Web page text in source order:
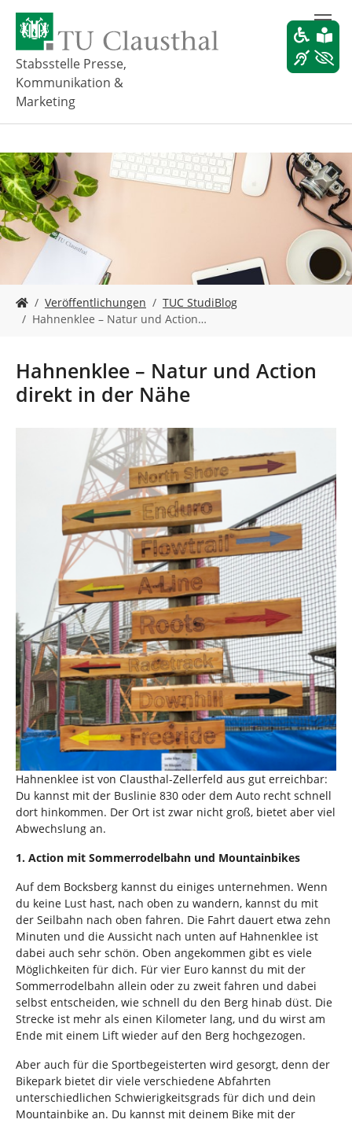
t
n
h
a
l
t
s
i
Stabsstelle Presse,
Kommunikation &
Marketing
i
n
d
Veröffentlichungen
TUC StudiBlog
Hahnenklee – Natur und Action…
Hahnenklee – Natur und Action
direkt in der Nähe
Hahnenklee ist von Clausthal-Zellerfeld aus gut erreichbar:
Du kannst mit der Buslinie 830 oder dem Auto recht schnell
dort hinkommen. Der Ort ist zwar nicht groß, bietet aber viel
Abwechslung an.
1. Action mit Sommerrodelbahn und Mountainbikes
Auf dem Bocksberg kannst du einiges unternehmen. Wenn
du keine Lust hast, nach oben zu wandern, kannst du mit
der Seilbahn nach oben fahren. Die Fahrt dauert etwa zehn
Minuten und die Aussicht nach unten auf Hahnenklee ist
dabei auch sehr schön. Oben angekommen gibt es viele
Möglichkeiten für dich. Für vier Euro kannst du mit der
Sommerrodelbahn allein oder zu zweit fahren und dabei
selbst entscheiden, wie schnell du den Berg hinab düst. Die
Strecke ist mehr als einen Kilometer lang, und du wirst am
Ende mit einem Lift wieder auf den Berg hochgezogen.
Aber auch für die Sportbegeisterten wird gesorgt, denn der
Bikepark bietet dir viele verschiedene Abfahrten
unterschiedlichen Schwierigkeitsgrads für dich und dein
Mountainbike an. Du kannst mit deinem Bike mit der